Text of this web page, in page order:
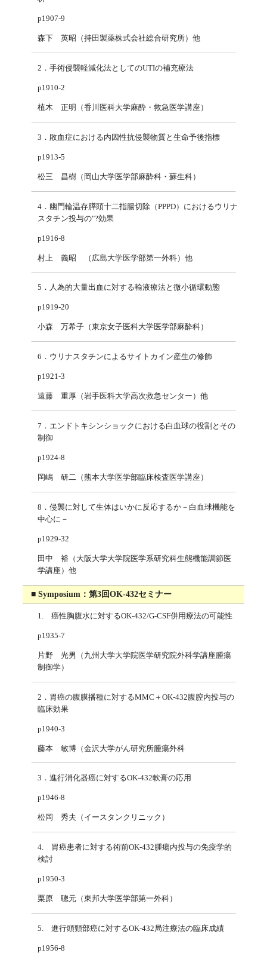
p1907-9
森下 英昭（持田製薬株式会社総合研究所）他
2．手術侵襲軽減化法としてのUTIの補充療法
p1910-2
植木 正明（香川医科大学麻酔・救急医学講座）
3．敗血症における内因性抗侵襲物質と生命予後指標
p1913-5
松三 昌樹（岡山大学医学部麻酔科・蘇生科）
4．幽門輪温存膵頭十二指腸切除（PPPD）におけるウリナ
スタチン投与の"?効果
p1916-8
村上 義昭 （広島大学医学部第一外科）他
5．人為的大量出血に対する輸液療法と微小循環動態
p1919-20
小森 万希子（東京女子医科大学医学部麻酔科）
6．ウリナスタチンによるサイトカイン産生の修飾
p1921-3
遠藤 重厚（岩手医科大学高次救急センター）他
7．エンドトキシンショックにおける白血球の役割とその
制御
p1924-8
岡嶋 研二（熊本大学医学部臨床検査医学講座）
8．侵襲に対して生体はいかに反応するか－白血球機能を
中心に－
p1929-32
田中 裕（大阪大学大学院医学系研究科生態機能調節医
学講座）他
■ Symposium：第3回OK-432セミナー
1. 癌性胸腹水に対するOK-432/G-CSF併用療法の可能性
p1935-7
片野 光男（九州大学大学院医学研究院外科学講座腫瘍
制御学）
2．胃癌の腹膜播種に対するMMC＋OK-432腹腔内投与の
臨床効果
p1940-3
藤本 敏博（金沢大学がん研究所腫瘍外科
3．進行消化器癌に対するOK-432軟膏の応用
p1946-8
松岡 秀夫（イースタンクリニック）
4. 胃癌患者に対する術前OK-432腫瘍内投与の免疫学的
検討
p1950-3
栗原 聰元（東邦大学医学部第一外科）
5. 進行頭頸部癌に対するOK-432局注療法の臨床成績
p1956-8